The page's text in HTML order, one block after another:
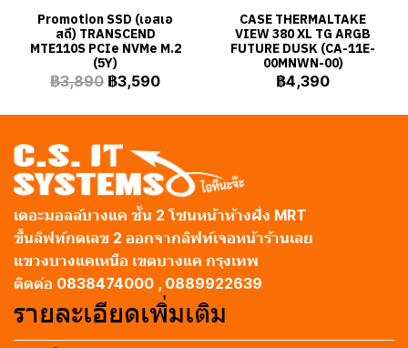
Promotion SSD (เอสเอ
สดี) TRANSCEND
MTE110S PCIe NVMe M.2
(5Y)
฿3,890 ฿3,590
CASE THERMALTAKE
VIEW 380 XL TG ARGB
FUTURE DUSK (CA-11E-
00MNWN-00)
฿4,390
เดอะมอลล์บางแค ชั้น 2 โซนหน้าห้างฝั่ง MRT
ขึ้นลิฟท์กดเลข 2 ออกจากลิฟท์เจอหน้าร้านเลย
แขวงบางแคเหนือ เขตบางแค กรุงเทพ
ติดต่อ 0838474000 , 0889922639
รายละเอียดเพิ่มเติม